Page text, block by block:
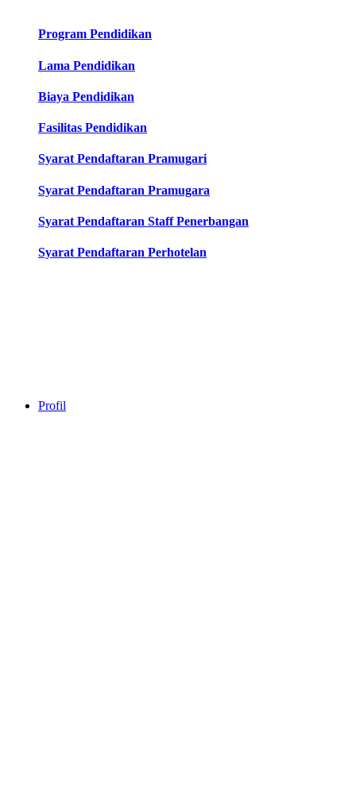
Program Pendidikan
Lama Pendidikan
Biaya Pendidikan
Fasilitas Pendidikan
Syarat Pendaftaran Pramugari
Syarat Pendaftaran Pramugara
Syarat Pendaftaran Staff Penerbangan
Syarat Pendaftaran Perhotelan
Profil